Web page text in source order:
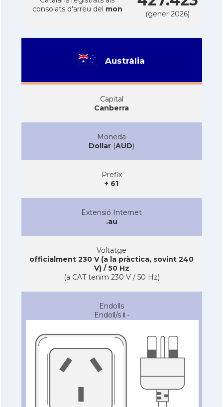
consolats d'arreu del mon
(gener 2026)
Austràlia
Capital
Canberra
Moneda
Dollar (AUD)
Prefix
+ 61
Extensió Internet
.au
Voltatge
officialment 230 V (a la pràctica, sovint 240
V) / 50 Hz
(a CAT tenim 230 V / 50 Hz)
Endolls
Endoll/s I-